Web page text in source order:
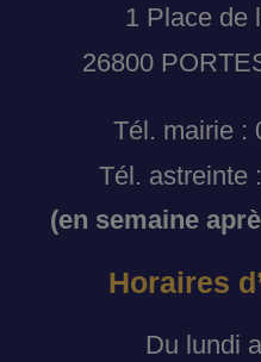
1 Place de
26800
Tél. mairie :
Tél. astreinte
(en semaine
Horaires
Du lundi